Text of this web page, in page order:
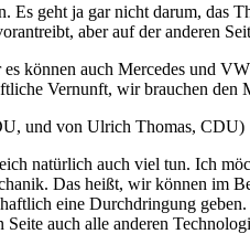
Es geht ja gar nicht darum, das
aber auf der anderen
können auch Mercedes und
Vernunft, wir brauchen
und von Ulrich Thomas, CDU)
natürlich auch viel tun. Ich
Das heißt, wir können im
eine Durchdringung
Seite auch alle anderen